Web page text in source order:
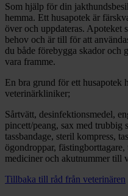
Som hjälp för din
hemma. Ett husapotek är
över och uppdateras. Apoteket
behov och är till för att
du både förebygga skador och
vara framme.
En bra grund för ett husapotek
veterinärkliniker;
Sårtvätt, desinfektionsmedel,
pincett/peang, sax med trubbig
tassbandage, steril kompress,
ögondroppar,
mediciner och akutnummer till
Tillbaka till råd från veterinären